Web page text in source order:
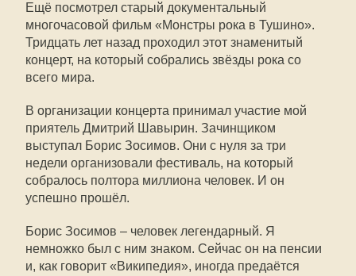
Ещё посмотрел старый документальный
многочасовой фильм «Монстры рока в Тушино».
Тридцать лет назад проходил этот знаменитый
концерт, на который собрались звёзды рока со
всего мира.
В организации концерта принимал участие мой
приятель Дмитрий Шавырин. Зачинщиком
выступал Борис Зосимов. Они с нуля за три
недели организовали фестиваль, на который
собралось полтора миллиона человек. И он
успешно прошёл.
Борис Зосимов – человек легендарный. Я
немножко был с ним знаком. Сейчас он на пенсии
и, как говорит «Википедия», иногда предаётся